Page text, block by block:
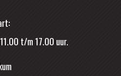
t/m 17.00 uur.